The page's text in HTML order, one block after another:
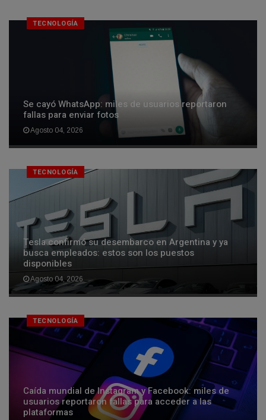
TECNOLOGÍA
Se cayó WhatsApp: miles de usuarios reportaron
fallas para enviar fotos
Agosto 04, 2026
TECNOLOGÍA
Tesla confirmó su desembarco en Argentina y ya
busca empleados: estos son los puestos
disponibles
Agosto 04, 2026
TECNOLOGÍA
Caída mundial de Instagram y Facebook: miles de
usuarios reportaron fallas para acceder a las
plataformas